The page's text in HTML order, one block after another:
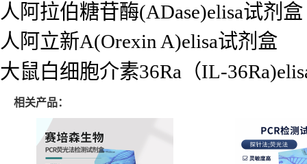
人阿拉伯糖苷酶(ADase)elisa试剂盒
人阿立新A(Orexin A)elisa试剂盒
大鼠白细胞介素36Ra（IL-
相关产品：